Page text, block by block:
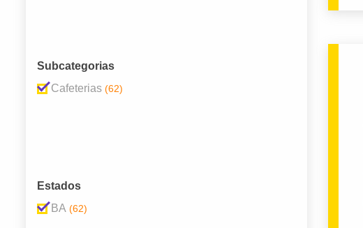
Subcategorias
Cafeterias (62)
Estados
BA (62)